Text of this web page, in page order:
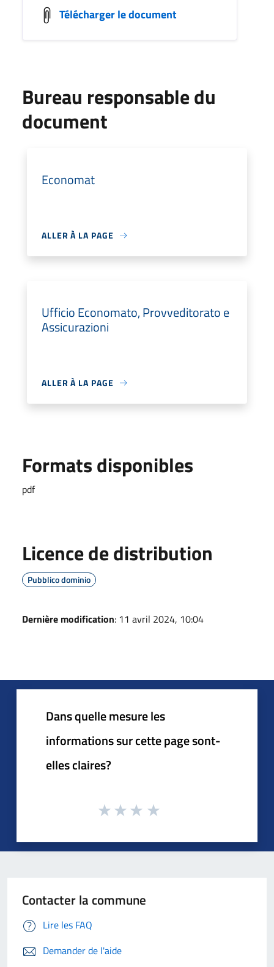
Télécharger le document
Bureau responsable du
document
Economat
ALLER À LA PAGE
Ufficio Economato, Provveditorato e
Assicurazioni
ALLER À LA PAGE
Formats disponibles
pdf
Licence de distribution
Pubblico dominio
Dernière modification: 11 avril 2024, 10:04
Dans quelle mesure les
informations sur cette page sont-
elles claires?
Contacter la commune
Lire les FAQ
Demander de l'aide